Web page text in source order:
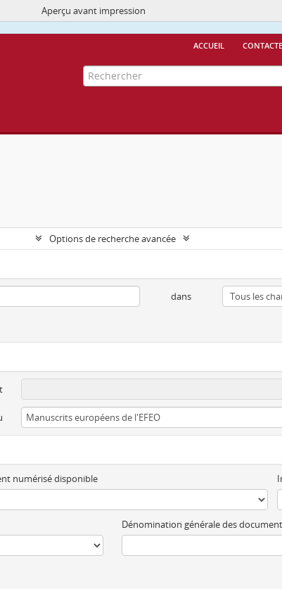
Ce site utilise des cookiesMore Info.
accueil
Aperçu avant impression
Options de recherche avancée
dans
numérisé disponible
Dénomination générale des